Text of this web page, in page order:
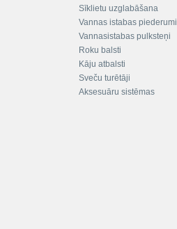
Sīklietu uzglabāšana
Vannas istabas piederumi
Vannasistabas pulksteņi
Roku balsti
Kāju atbalsti
Sveču turētāji
Aksesuāru sistēmas